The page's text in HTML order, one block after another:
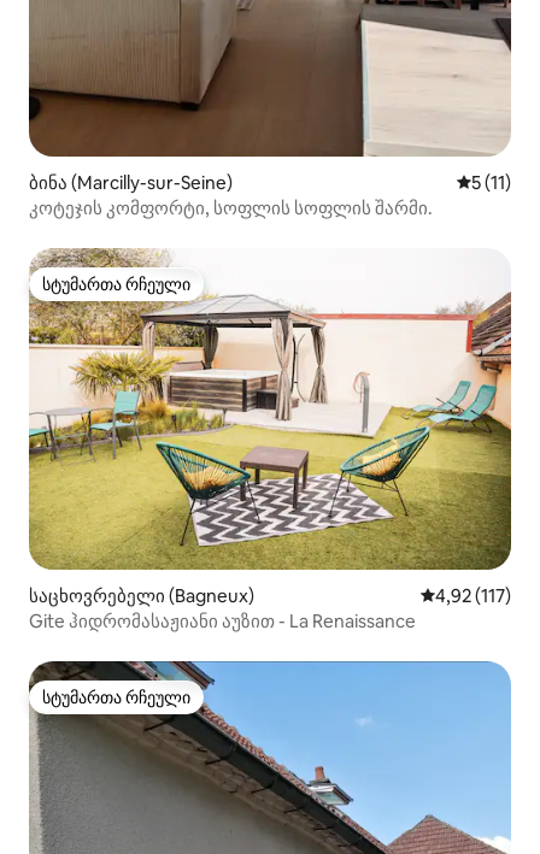
ბინა (Marcilly-sur-Seine) საშუალო
5 (11)
კოტეჯის კომფორტი, სოფლის სოფლის შარმი.
სტუმართა რჩეული
სტუმართა რჩეული
საცხოვრებელი (Bagneux) საშუალო
4,92 (117)
Gite ჰიდრომასაჟიანი აუზით - La Renaissance
სტუმართა რჩეული
სტუმართა რჩეული